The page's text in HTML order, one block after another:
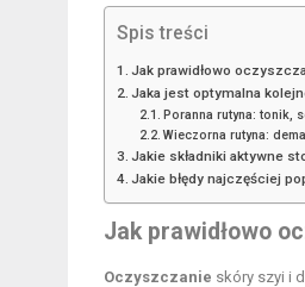
Spis treści
Jak prawidłowo
Jaka jest optymalna
Poranna rutyna: tonik,
Wieczorna rutyna:
Jakie składniki aktywne
Jakie błędy najczęściej
Jak prawidłowo
Oczyszczanie skóry szyi i